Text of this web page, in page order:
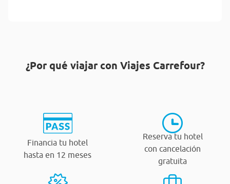
¿Por qué viajar con Viajes Carrefour?
Financia tu hotel
hasta en 12 meses
Reserva tu hotel
con cancelación
gratuita